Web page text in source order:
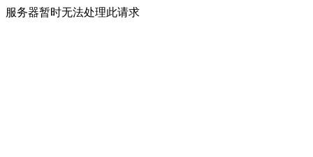
服务器暂时无法处理此请求